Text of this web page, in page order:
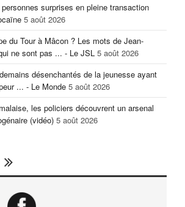
surprises en pleine transaction
5 août 2026
du Tour à Mâcon ? Les mots de Jean-
ne sont pas ... - Le JSL 5 août 2026
désenchantés de la jeunesse ayant
... - Le Monde 5 août 2026
les policiers découvrent un arsenal
(vidéo) 5 août 2026